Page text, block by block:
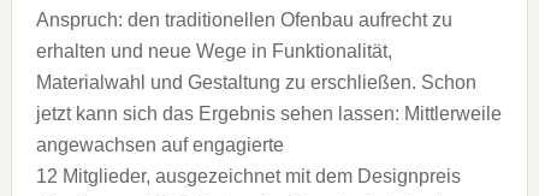
Anspruch: den traditionellen Ofenbau aufrecht zu
erhalten und neue Wege in Funktionalität,
Materialwahl und Gestaltung zu erschließen. Schon
jetzt kann sich das Ergebnis sehen lassen: Mittlerweile
angewachsen auf engagierte
12 Mitglieder, ausgezeichnet mit dem Designpreis